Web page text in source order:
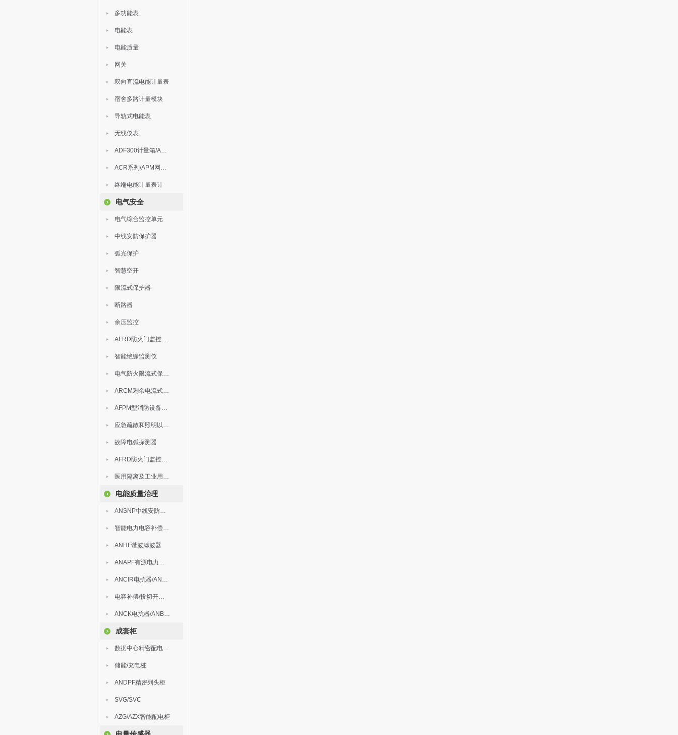
多功能表
电能表
电能质量
网关
双向直流电能计量表
宿舍多路计量模块
导轨式电能表
无线仪表
ADF300计量箱/AEW无线计量
ACR系列/APM网络电力仪表
终端电能计量表计
电气安全
电气综合监控单元
中线安防保护器
弧光保护
智慧空开
限流式保护器
断路器
余压监控
AFRD防火门监控模块
智能绝缘监测仪
电气防火限流式保护器
ARCM剩余电流式电气火灾监控装置
AFPM型消防设备电源监控系统
应急疏散和照明以及灯具
故障电弧探测器
AFRD防火门监控系统
医用隔离及工业用电绝缘检测
电能质量治理
ANSNP中线安防保护器
智能电力电容补偿装置
ANHF谐波滤波器
ANAPF有源电力滤波器
ANCIR电抗器/ANHPD300谐波保护器
电容补偿/投切开关/ARC
ANCK电抗器/ANBSMJ自愈式低压并联电容器
成套柜
数据中心精密配电监控装置
储能/充电桩
ANDPF精密列头柜
SVG/SVC
AZG/AZX智能配电柜